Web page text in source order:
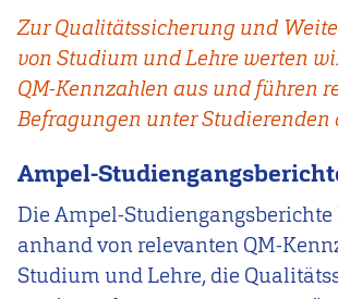
Zur Qualitätssicherung und
von Studium und Lehre werten
QM-Kennzahlen aus und führen
Befragungen unter Studierenden
Ampel-
Die Ampel-
anhand von relevanten QM-
Studium und Lehre, die